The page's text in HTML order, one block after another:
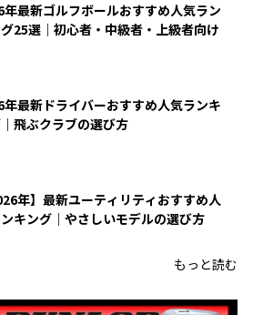
年最新ゴルフボールおすすめ人気ラン
25選｜初心者・中級者・上級者向け
年最新ドライバーおすすめ人気ランキ
飛ぶクラブの選び方
年】最新ユーティリティおすすめ人
キング｜やさしいモデルの選び方
もっと読む